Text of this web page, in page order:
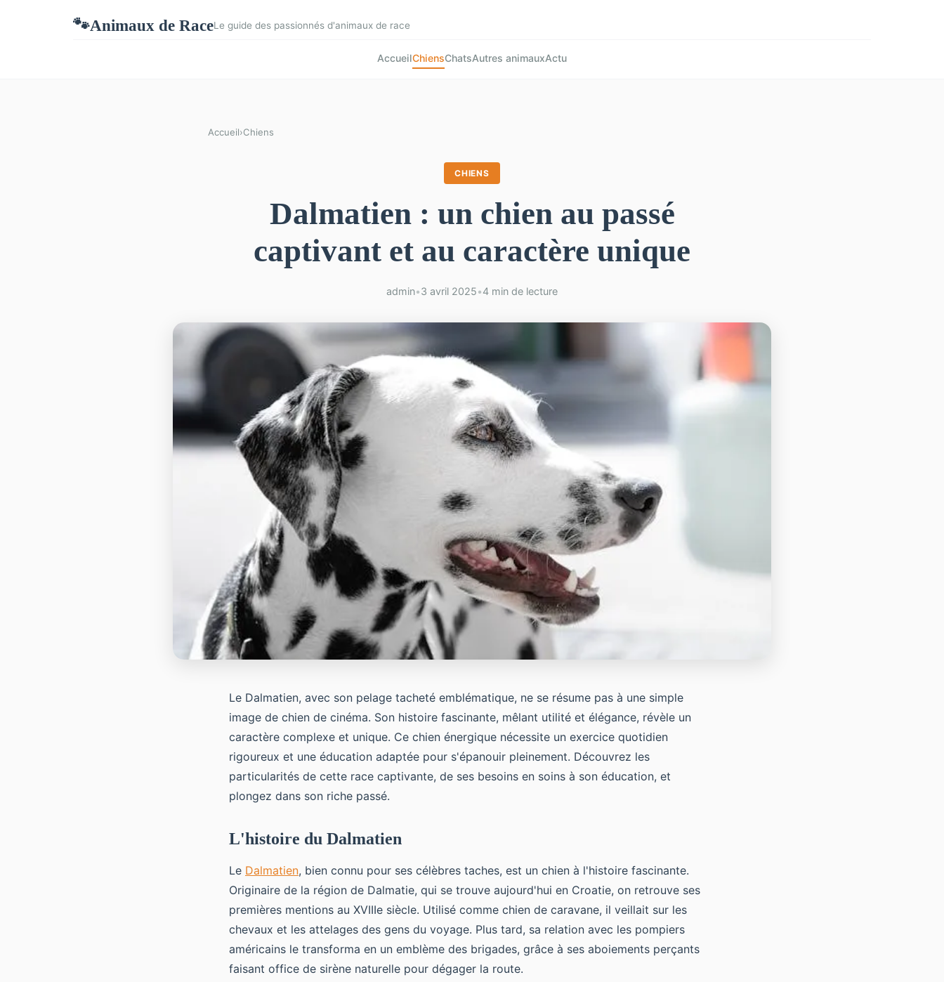
🐾Animaux de RaceLe guide des passionnés d'animaux de race
AccueilChiensChatsAutres animauxActu
Accueil›Chiens
CHIENS
Dalmatien : un chien au passé
captivant et au caractère unique
admin•3 avril 2025•4 min de lecture
Le Dalmatien, avec son pelage tacheté emblématique, ne se résume pas à une simple
image de chien de cinéma. Son histoire fascinante, mêlant utilité et élégance, révèle un
caractère complexe et unique. Ce chien énergique nécessite un exercice quotidien
rigoureux et une éducation adaptée pour s'épanouir pleinement. Découvrez les
particularités de cette race captivante, de ses besoins en soins à son éducation, et
plongez dans son riche passé.
L'histoire du Dalmatien
Le Dalmatien, bien connu pour ses célèbres taches, est un chien à l'histoire fascinante.
Originaire de la région de Dalmatie, qui se trouve aujourd'hui en Croatie, on retrouve ses
premières mentions au XVIIIe siècle. Utilisé comme chien de caravane, il veillait sur les
chevaux et les attelages des gens du voyage. Plus tard, sa relation avec les pompiers
américains le transforma en un emblème des brigades, grâce à ses aboiements perçants
faisant office de sirène naturelle pour dégager la route.